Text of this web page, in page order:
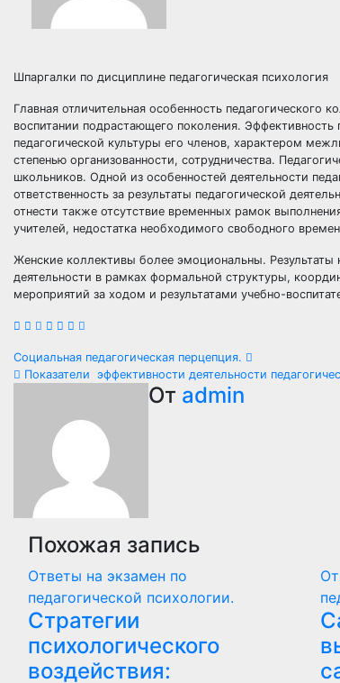
Шпаргалки по дисциплине педагогическая психология
Главная отличительная особенность педагогического
воспитании подрастающего поколения. Эффективность
педагогической культуры его членов, характером
степенью организованности, сотрудничества.
школьников. Одной из особенностей деятельности
ответственность за результаты педагогической
отнести также отсутствие временных рамок
учителей, недостатка необходимого свободного
Женские коллективы более эмоциональны. Результаты
деятельности в рамках формальной структуры,
мероприятий за ходом и результатами учебно-
Навигация
записям
Социальная педагогическая перцепция.
Показатели эффективности деятельности
От admin
Похожая запись
Ответы на экзамен по
педагогической психологии.
Стратегии
психологического
воздействия: